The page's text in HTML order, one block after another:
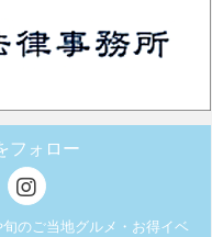
フォロー
のご当地グルメ・お得イベ